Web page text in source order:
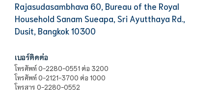
Rajasudasambhava 60, Bureau of the Royal
Household Sanam Sueapa, Sri Ayutthaya Rd.,
Dusit, Bangkok 10300
เบอร์ติดต่อ
โทรศัพท์ 0-2280-0551 ต่อ 3200
โทรศัพท์ 0-2121-3700 ต่อ 1000
โทรสาร 0-2280-0552